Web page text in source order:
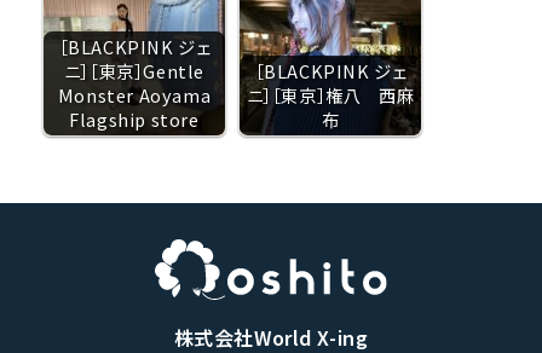
［BLACKPINK ジェ
ニ］［東京］Gentle
Monster Aoyama
Flagship store
［BLACKPINK ジェ
ニ］［東京］権八 西麻
布
株式会社World X-ing